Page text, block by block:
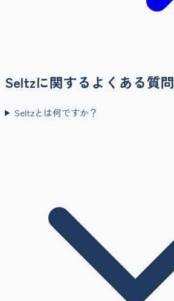
Seltzに関するよくある質問
Seltzとは何ですか？